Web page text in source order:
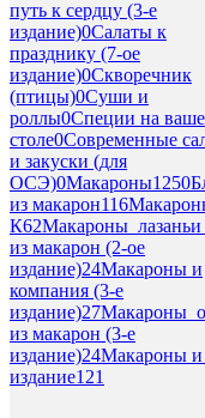
путь к сердцу (3-е
издание)0Салаты к
празднику (7-ое
издание)0Скворечник
(птицы)0Суши и
роллы0Специи на
столе0Современные
и закуски (для
ОСЭ)0Макароны1250
из макарон116
К62
из макарон (2-ое
издание)24Макароны и
компания (3-е
издание)27
из макарон (3-е
издание)24Макароны и
издание121